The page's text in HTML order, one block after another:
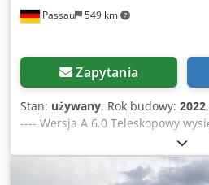
Passau 549 km
Zapytania
Stan: używany, Rok budowy: 2022
---- Wersja A 6.0 Teleskopowy
system sterowania Kamera
Trzeci obwód hydrauliczny Radio
mechanizm obrotu wysięgnika